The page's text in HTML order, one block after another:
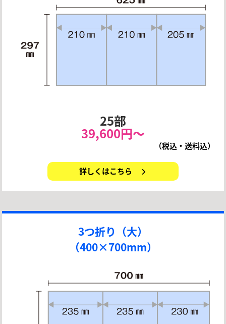
25部
39,600円〜
（税込・送料込）
詳しくはこちら
3つ折り（大）
（400×700mm）